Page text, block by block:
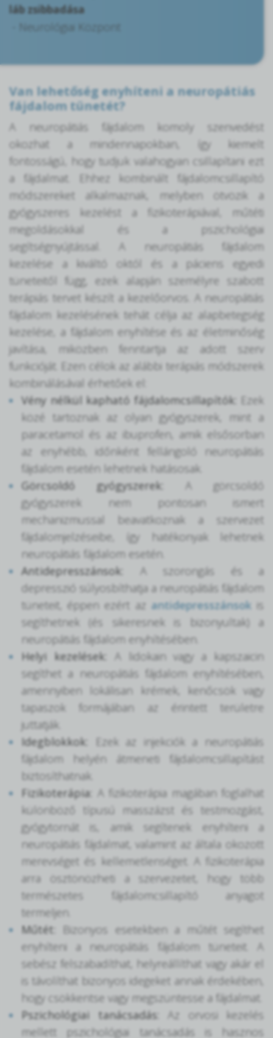
láb zsibbadása
- Neurológiai Központ
Van lehetőség enyhíteni a neuropátiás
fájdalom tünetét?
A neuropátiás fájdalom komoly szenvedést
okozhat a mindennapokban, így kiemelt
fontosságú, hogy tudjuk valahogyan csillapítani ezt
a fájdalmat. Ehhez kombinált fájdalomcsillapító
módszereket alkalmaznak, melyben ötvözik a
gyógyszeres kezelést a fizikoterápiával, műtéti
megoldásokkal és a pszichológiai
segítségnyújtással. A neuropátiás fájdalom
kezelése a kiváltó októl és a páciens egyedi
tüneteitől függ, ezek alapján személyre szabott
terápiás tervet készít a kezelőorvos. A neuropátiás
fájdalom kezelésének tehát célja az alapbetegség
kezelése, a fájdalom enyhítése és az életminőség
javítása, miközben fenntartja az adott szerv
funkcióját. Ezen célok az alábbi terápiás módszerek
kombinálásával érhetőek el:
Vény nélkül kapható fájdalomcsillapítók:
Ezek
közé tartoznak az olyan gyógyszerek, mint a
paracetamol és az ibuprofen, amik elsősorban
az enyhébb, időnként fellángoló neuropátiás
fájdalom esetén lehetnek hatásosak.
Görcsoldó gyógyszerek:
A görcsoldó
gyógyszerek nem pontosan ismert
mechanizmussal beavatkoznak a szervezet
fájdalomjelzéseibe, így hatékonyak lehetnek
neuropátiás fájdalom esetén.
Antidepresszánsok:
A szorongás és a
depresszió súlyosbíthatja a neuropátiás fájdalom
tüneteit, éppen ezért az antidepresszánsok is
segíthetnek (és sikeresnek is bizonyultak) a
neuropátiás fájdalom enyhítésében.
Helyi kezelések:
A lidokain vagy a kapszaicin
segíthet a neuropátiás fájdalom enyhítésében,
amennyiben lokálisan krémek, kenőcsök vagy
tapaszok formájában az érintett területre
juttatják.
Idegblokkok:
Ezek az injekciók a neuropátiás
fájdalom helyén átmeneti fájdalomcsillapítást
biztosíthatnak.
Fizikoterápia: A fizikoterápia magában foglalhat
különböző típusú masszázst és testmozgást,
gyógytornát is, amik segítenek enyhíteni a
neuropátiás fájdalmat, valamint az általa okozott
merevséget és kellemetlenséget. A fizikoterápia
arra ösztönözheti a szervezetet, hogy több
természetes fájdalomcsillapító anyagot
termeljen.
Műtét:
Bizonyos esetekben a műtét segíthet
enyhíteni a neuropátiás fájdalom tüneteit. A
sebész felszabadíthat, helyreállíthat vagy akár el
is távolíthat bizonyos idegeket annak érdekében,
hogy csökkentse vagy megszüntesse a fájdalmat.
Pszichológiai tanácsadás:
Az orvosi kezelés
mellett pszichológiai tanácsadás is hasznos